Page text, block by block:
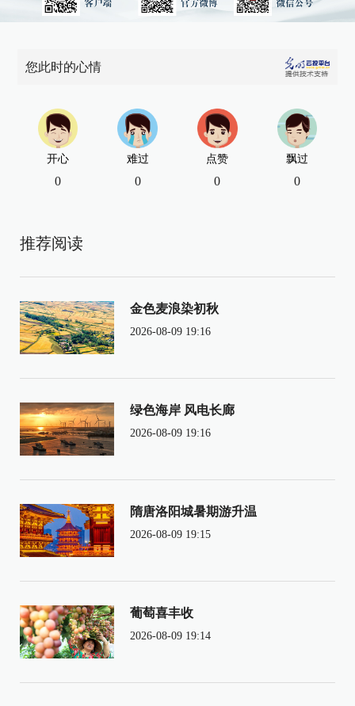
您此时的心情
开心
0
难过
0
点赞
0
飘过
0
推荐阅读
金色麦浪染初秋
2026-08-09 19:16
绿色海岸 风电长廊
2026-08-09 19:16
隋唐洛阳城暑期游升温
2026-08-09 19:15
葡萄喜丰收
2026-08-09 19:14